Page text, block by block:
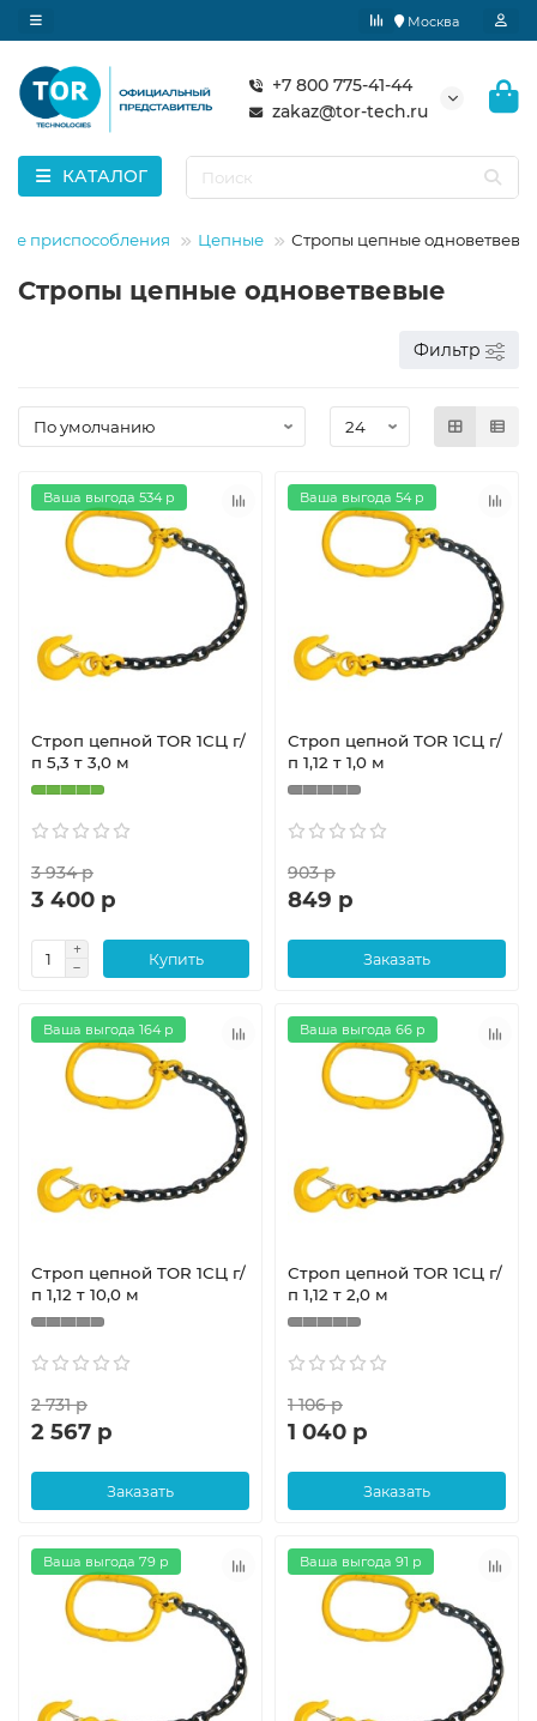
Москва
+7 800 775-41-44
zakaz@tor-tech.ru
КАТАЛОГ
приспособления Цепные Стропы цепные
Стропы цепные одноветвевые
Фильтр
Ваша выгода 534 р
Строп цепной TOR 1СЦ г/
п 5,3 т 3,0 м
3 934 р
3 400 р
Купить
Ваша выгода 54 р
Строп цепной TOR 1СЦ г/
п 1,12 т 1,0 м
903 р
849 р
Заказать
Ваша выгода 164 р
Строп цепной TOR 1СЦ г/
п 1,12 т 10,0 м
2 731 р
2 567 р
Заказать
Ваша выгода 66 р
Строп цепной TOR 1СЦ г/
п 1,12 т 2,0 м
1 106 р
1 040 р
Заказать
Ваша выгода 79 р Ваша выгода 91 р